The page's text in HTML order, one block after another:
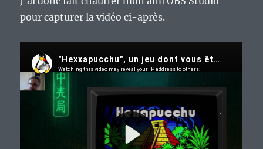
pour capturer la vidéo ci-après.